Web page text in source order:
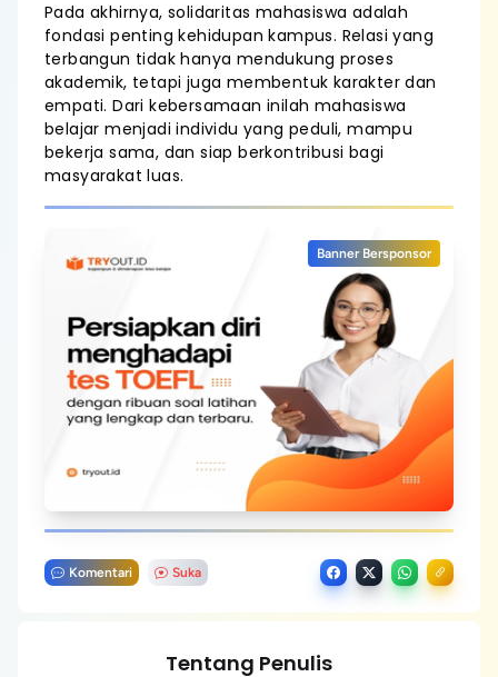
Pada akhirnya, solidaritas mahasiswa adalah
fondasi penting kehidupan kampus. Relasi yang
terbangun tidak hanya mendukung proses
akademik, tetapi juga membentuk karakter dan
empati. Dari kebersamaan inilah mahasiswa
belajar menjadi individu yang peduli, mampu
bekerja sama, dan siap berkontribusi bagi
masyarakat luas.
Banner Bersponsor
Komentari Suka
Tentang Penulis